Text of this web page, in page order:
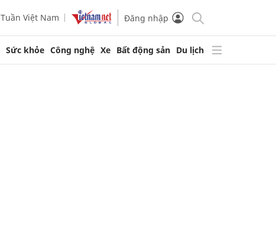
Tuần Việt Nam Đăng nhập
Sức khỏe Công nghệ Xe Bất động sản Du lịch